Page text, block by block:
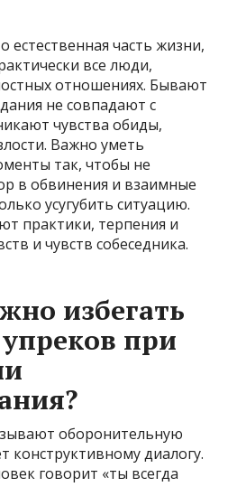
естественная часть жизни,
все люди,
отношениях. Бывают
не совпадают с
чувства обиды,
Важно уметь
так, чтобы не
в обвинения и взаимные
усугубить ситуацию.
практики, терпения и
и чувств собеседника.
избегать
при
оборонительную
конструктивному диалогу.
говорит «ты всегда